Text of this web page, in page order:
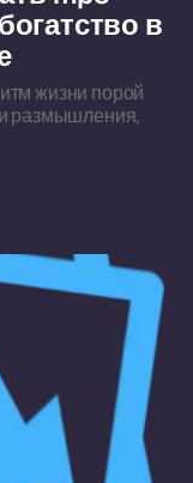
в
жизни порой
размышления,